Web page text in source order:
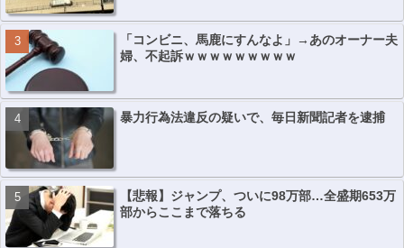
「コンビニ、馬鹿にすんなよ」→あのオーナー夫
婦、不起訴ｗｗｗｗｗｗｗｗｗ
暴力行為法違反の疑いで、毎日新聞記者を逮捕
【悲報】ジャンプ、ついに98万部…全盛期653万
部からここまで落ちる